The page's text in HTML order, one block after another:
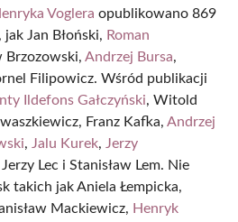
Voglera opublikowano 869
Jan Błoński, Roman
Brzozowski, Andrzej Bursa,
Filipowicz. Wśród publikacji
Ildefons Gałczyński, Witold
Franz Kafka, Andrzej
, Jalu Kurek, Jerzy
Lec i Stanisław Lem. Nie
takich jak Aniela Łempicka,
Mackiewicz, Henryk